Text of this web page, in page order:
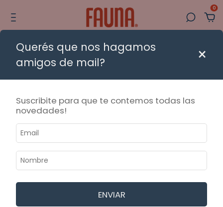
0
moto a CABA y AMBA con tarifas amigables | 🚚 Envío gratis a todo
Querés que nos hagamos
amigos de mail?
×
Suscribite para que te contemos todas las
novedades!
ENVIAR